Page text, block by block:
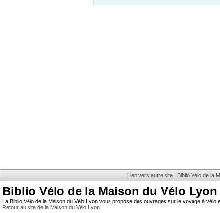
Lien vers autre site Biblio Vélo de la
Biblio Vélo de la Maison du Vélo Lyon
La Biblio Vélo de la Maison du Vélo Lyon vous propose des ouvrages sur le voyage à
Retour au site de la Maison du Vélo Lyon